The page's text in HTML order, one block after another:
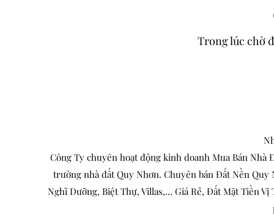
Trong lúc chờ
Công Ty chuyên hoạt động kinh doanh Mua Bán
trường nhà đất Quy Nhơn. Chuyên bán Đất Nền
Nghĩ Dưỡng, Biệt Thự, Villas,… Giá Rẻ, Đất Mặt Tiền